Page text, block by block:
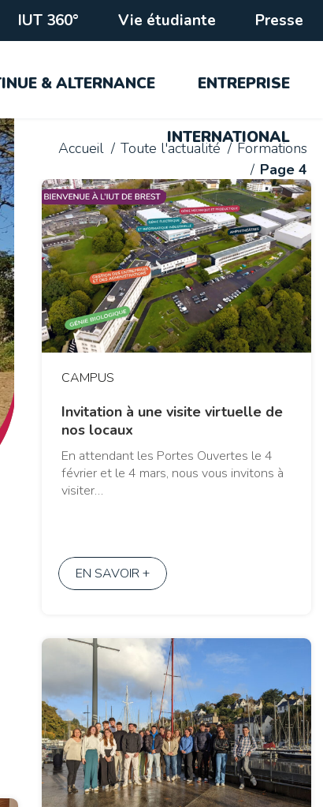
IUT 360° Vie étudiante Presse
& ALTERNANCE ENTREPRISE
INTERNATIONAL
Accueil Toute l'actualité
Formations
Page 4
CAMPUS
Invitation à une visite virtuelle de
nos locaux
En attendant les Portes Ouvertes le 4
février et le 4 mars, nous vous invitons à
visiter…
EN SAVOIR +